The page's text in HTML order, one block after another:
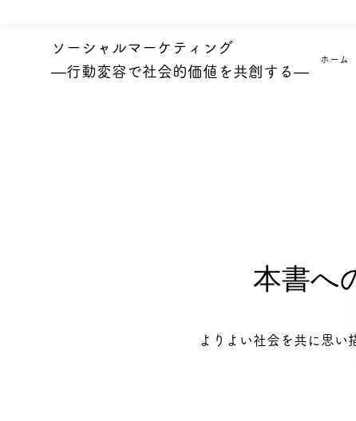
ソーシャルマーケティング
―行動変容で社会的価値を共創する―
ホーム
本書へ
よりよい社会を共に思い